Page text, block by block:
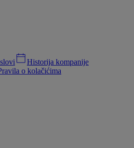
Historija kompanije
o kolačićima